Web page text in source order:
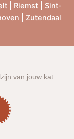
Riemst
Sint-
Zutendaal
van jouw kat